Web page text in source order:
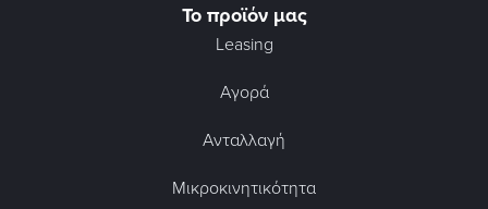
Το προϊόν μας
Leasing
Αγορά
Ανταλλαγή
Μικροκινητικότητα